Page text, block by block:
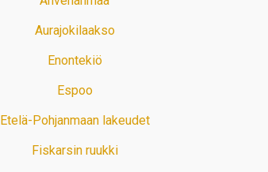
Aurajokilaakso
Enontekiö
Espoo
Etelä-Pohjanmaan lakeudet
Fiskarsin ruukki